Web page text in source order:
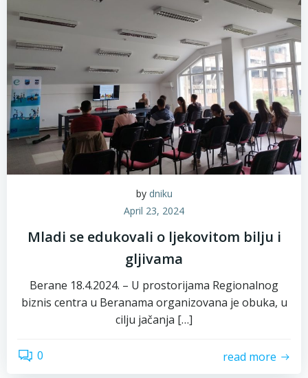
by dniku
April 23, 2024
Mladi se edukovali o ljekovitom bilju i
gljivama
Berane 18.4.2024. – U prostorijama Regionalnog
biznis centra u Beranama organizovana je obuka, u
cilju jačanja […]
0 read more